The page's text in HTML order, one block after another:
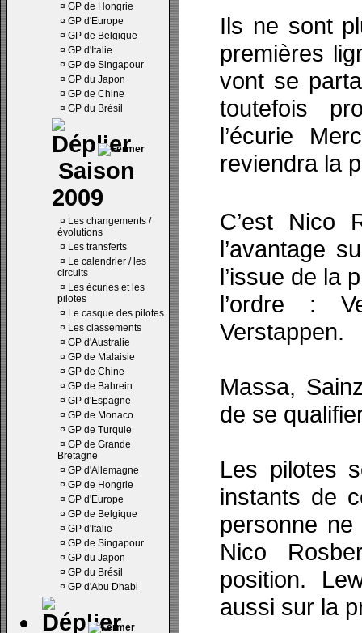
¤ GP de Hongrie
¤ GP d'Europe
¤ GP de Belgique
¤ GP d'Italie
¤ GP de Singapour
¤ GP du Japon
¤ GP de Chine
¤ GP du Brésil
Saison
2009
¤ Les changements /
évolutions
¤ Les transferts
¤ Le calendrier / les
circuits
¤ Les écuries et les
pilotes
¤ Le casque des pilotes
¤ Les classements
¤ GP d'Australie
¤ GP de Malaisie
¤ GP de Chine
¤ GP de Bahrein
¤ GP d'Espagne
¤ GP de Monaco
¤ GP de Turquie
¤ GP de Grande
Bretagne
¤ GP d'Allemagne
¤ GP de Hongrie
¤ GP d'Europe
¤ GP de Belgique
¤ GP d'Italie
¤ GP de Singapour
¤ GP du Japon
¤ GP du Brésil
¤ GP d'Abu Dhabi
Ils ne sont
premières
vont se
toutefois
l’écurie
reviendra la
C’est Nico
l’avantage
l’issue de la
l’ordre :
Verstappen.
Massa,
de se
Les pilotes
instants de
personne
Nico
position.
aussi sur la